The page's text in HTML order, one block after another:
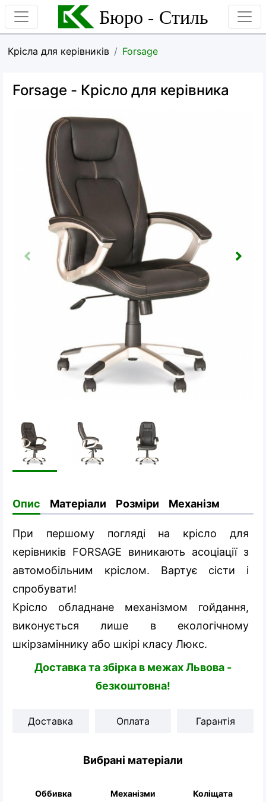
Бюро - Стиль
Крісла для керівників Forsage
Forsage - Крісло для керівника
Опис Матеріали Розміри Механізм
При першому погляді на крісло для
керівників FORSAGE виникають асоціації з
автомобільним кріслом. Вартує сісти і
спробувати!
Крісло обладнане механізмом гойдання,
виконується лише в екологічному
шкірзаміннику або шкірі класу Люкс.
Доставка та збірка в межах Львова -
безкоштовна!
Доставка Оплата Гарантія
Вибрані матеріали
Оббивка
Механізми
Коліщата